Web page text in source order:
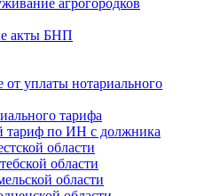
агрогородков
акты БНП
уплаты нотариального
тарифа
тариф по ИН с должника
области
области
области